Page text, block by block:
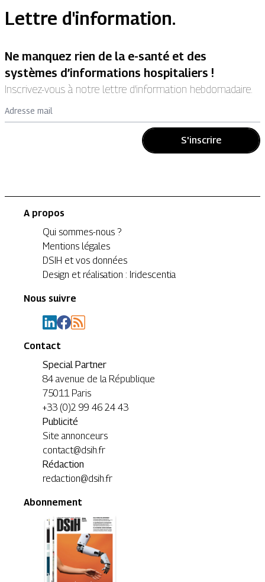
Lettre d'information.
Ne manquez rien de la e-santé et des
systèmes d’informations hospitaliers !
Inscrivez-vous à notre lettre d’information hebdomadaire.
Adresse mail
S'inscrire
A propos
Qui sommes-nous ?
Mentions légales
DSIH et vos données
Design et réalisation : Iridescentia
Nous suivre
Contact
Special Partner
84 avenue de la République
75011 Paris
+33 (0)2 99 46 24 43
Publicité
Site annonceurs
contact@dsih.fr
Rédaction
redaction@dsih.fr
Abonnement